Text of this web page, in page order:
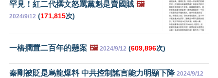
罕見！紅二代撰文怒罵黨魁是賣國賊 🖼️
2024/9/12 (171,815次)
一樁擱置二百年的懸案 🖼️ 2024/9/12 (609,896次)
秦剛被貶是烏龍爆料 中共控制謠言能力明顯下降 2024/9/12